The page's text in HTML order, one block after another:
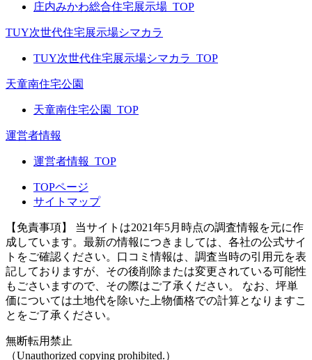
庄内みかわ総合住宅展示場_TOP
TUY次世代住宅展示場シマカラ
TUY次世代住宅展示場シマカラ_TOP
天童南住宅公園
天童南住宅公園_TOP
運営者情報
運営者情報_TOP
TOPページ
サイトマップ
【免責事項】
当サイトは2021年5月時点の調査情報を元に作
成しています。最新の情報につきましては、各社の公式サイ
トをご確認ください。口コミ情報は、調査当時の引用元を表
記しておりますが、その後削除または変更されている可能性
もごさいますので、その際はご了承ください。 なお、坪単
価については土地代を除いた上物価格での計算となりますこ
とをご了承ください。
無断転用禁止
（Unauthorized copying prohibited.）